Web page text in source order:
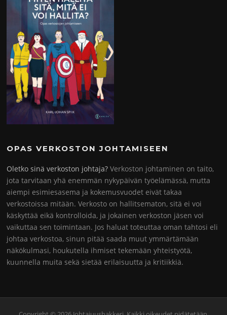
OPAS VERKOSTON JOHTAMISEEN
Oletko sinä verkoston johtaja? Verkoston johtaminen on taito,
jota tarvitaan yhä enemmän nykypäivän työelämässä, mutta
aiempi esimiesasema ja kokemusvuodet eivät takaa
verkostoissa mitään. Verkosto on hallitsematon, sitä ei voi
käskyttää eikä kontrolloida, ja jokainen verkoston jäsen voi
vaikuttaa sen toimintaan. Jos haluat toteuttaa oman tahtosi eli
johtaa verkostoa, sinun pitää saada muut ymmärtämään
näkökulmasi, houkutella ihmiset tekemään yhteistyötä,
kuunnella muita sekä sietää erilaisuutta ja kritiikkiä.